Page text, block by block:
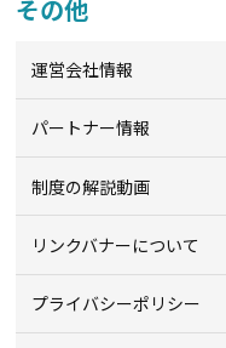
その他
運営会社情報
パートナー情報
制度の解説動画
リンクバナーについて
プライバシーポリシー